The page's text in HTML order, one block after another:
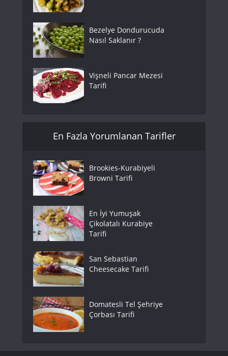
Bezelye Dondurucuda
Nasıl Saklanır ?
Vişneli Pancar Mezesi
Tarifi
En Fazla Yorumlanan Tarifler
Brookies-Kurabiyeli
Browni Tarifi
En İyi Yumuşak
Çikolatalı Kurabiye
Tarifi
San Sebastian
Cheesecake Tarifi
Domatesli Tel Şehriye
Çorbası Tarifi